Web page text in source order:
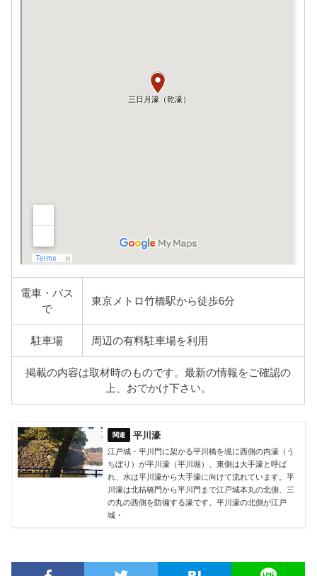
電車・バス
で
東京メトロ竹橋駅から徒歩6分
駐車場 周辺の有料駐車場を利用
掲載の内容は取材時のものです。最新の情報をご確認の
上、おでかけ下さい。
平川濠
江戸城・平川門に架かる平川橋を境に西側の内濠（う
ちぼり）が平川濠（平川堀）、東側は大手濠と呼ば
れ、水は平川濠から大手濠に向けて流れています。平
川濠は北桔橋門から平川門まで江戸城本丸の北側、三
の丸の西側を防備する濠です。平川濠の北側が江戸
城・